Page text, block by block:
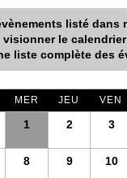
listé dans
visionner le
liste complète des
MER JEU VEN
1 2 3
8 9 10